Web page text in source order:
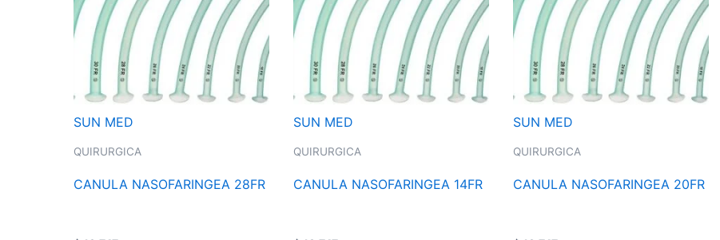
SUN MED
QUIRURGICA
CANULA NASOFARINGEA 28FR
SUN MED
QUIRURGICA
CANULA NASOFARINGEA 14FR
SUN MED
QUIRURGICA
CANULA NASOFARINGEA 20FR